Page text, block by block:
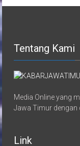
Tentang Kami
Media Online yang
Jawa Timur dengan
Link